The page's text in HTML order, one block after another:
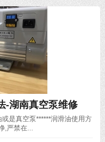
-湖南真空泵维修
是真空泵******润滑油使用方
,严禁在...